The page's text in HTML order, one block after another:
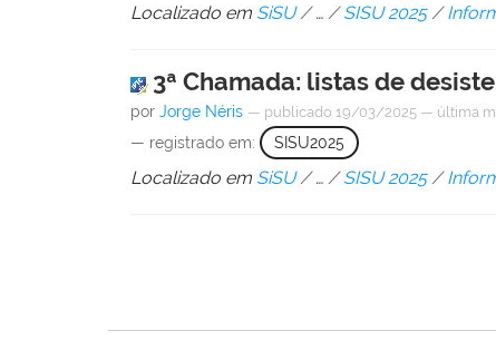
Localizado em SiSU /… /SISU 2025 /
3ª Chamada: listas de
porJorge Néris — publicado 19/03/2025 — última
— registrado em: SISU2025
Localizado em SiSU /…/SISU 2025 /